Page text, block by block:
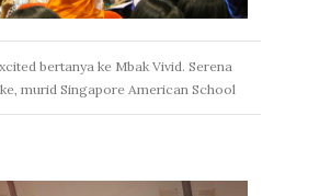
bertanya ke Mbak Vivid. Serena
murid Singapore American School